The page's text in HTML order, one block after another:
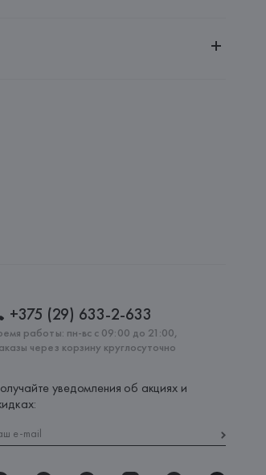
Немига, 5, пом. 39, ком. 1
+375 (29) 633-2-633
работы: пн-вс с 09:00 до 21:00,
через корзину круглосуточно
уведомления об акциях и